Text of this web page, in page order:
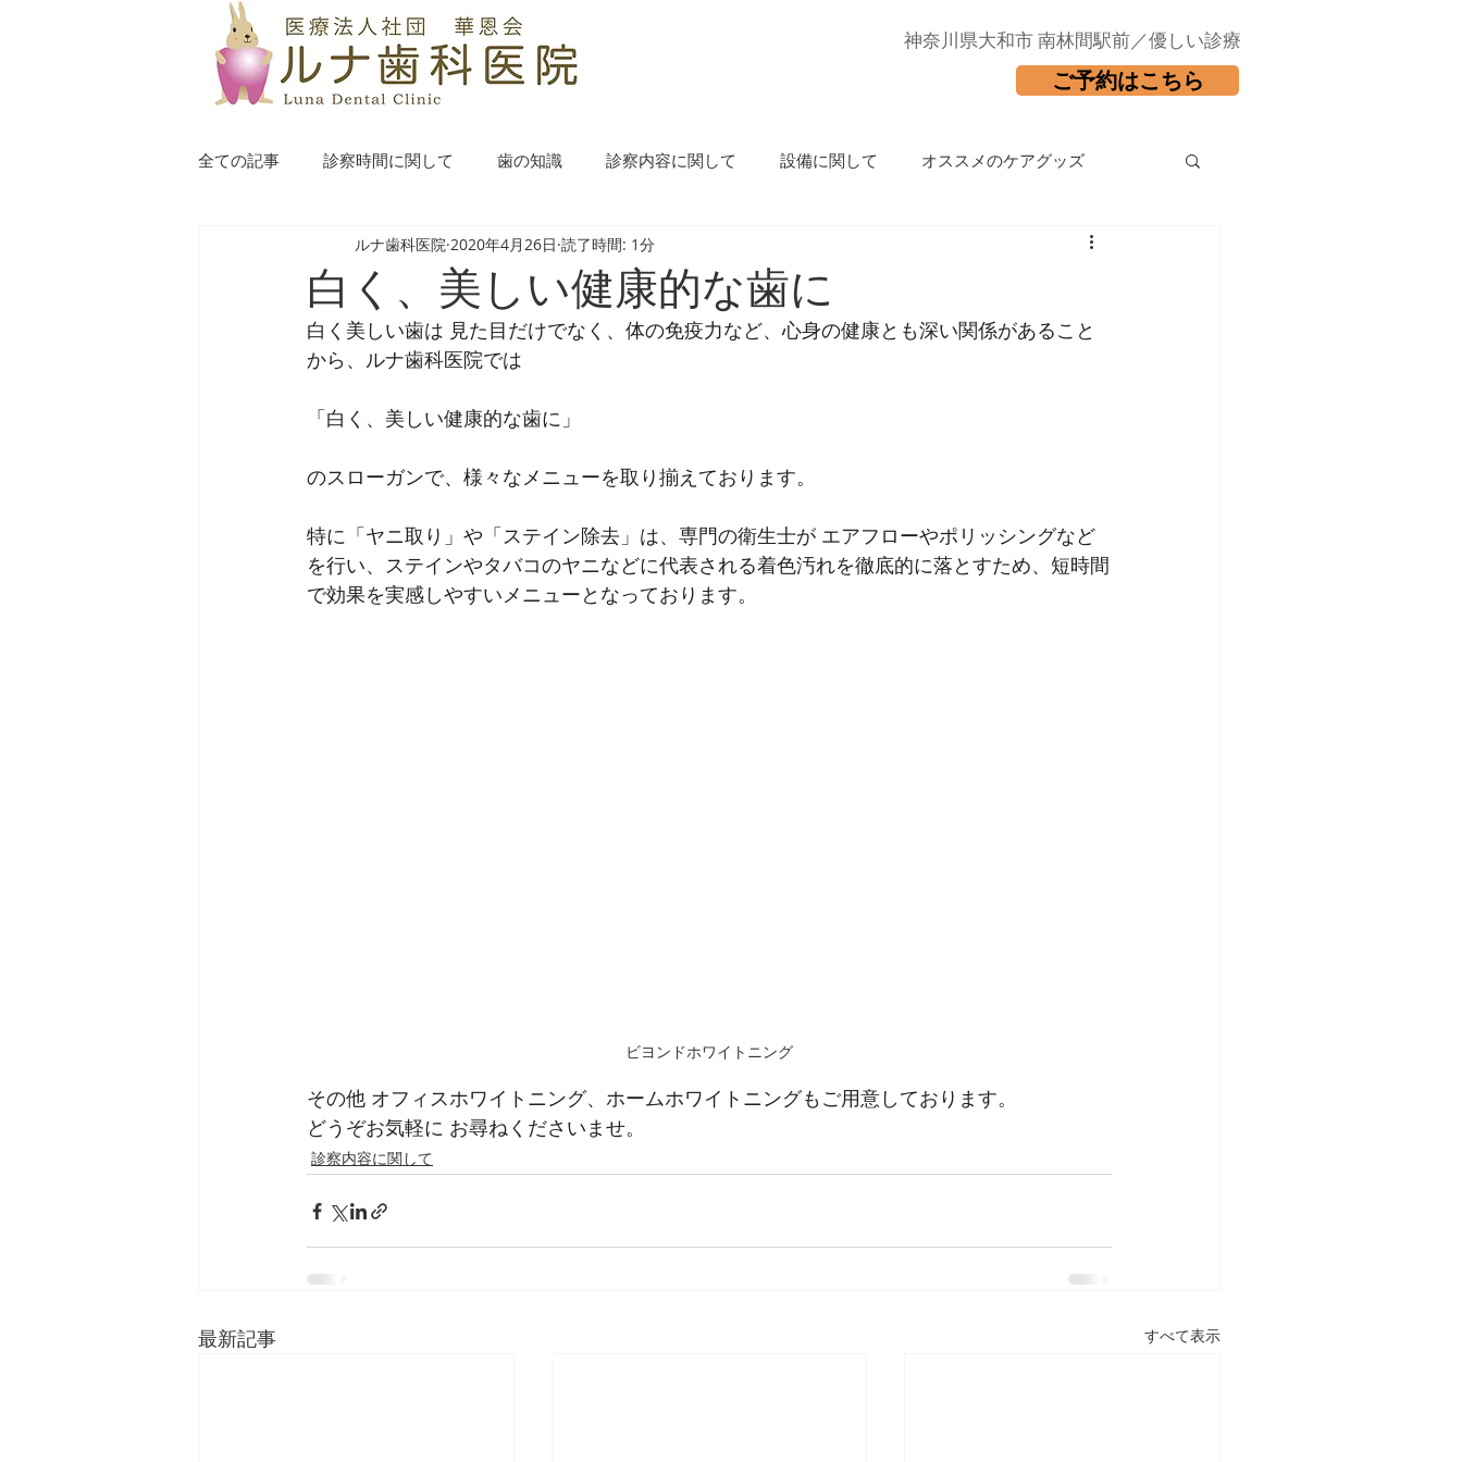
​神奈川県大和市 南林間駅前／優しい診療
ご予約はこちら
全ての記事 診察時間に関して 歯の知識 診察内容に関して 設備に関して オススメのケアグッズ
白く、美しい健康的な歯に
ルナ歯科医院 2020年4月26日 読了時間: 1分
白く美しい歯は 見た目だけでなく、体の免疫力など、心身の健康とも深い関係があること
から、ルナ歯科医院では
「白く、美しい健康的な歯に」
のスローガンで、様々なメニューを取り揃えております。
特に「ヤニ取り」や「ステイン除去」は、専門の衛生士が エアフローやポリッシングなど
を行い、ステインやタバコのヤニなどに代表される着色汚れを徹底的に落とすため、短時間
で効果を実感しやすいメニューとなっております。
ビヨンドホワイトニング
その他 オフィスホワイトニング、ホームホワイトニングもご用意しております。
どうぞお気軽に お尋ねくださいませ。
診察内容に関して
最新記事 すべて表示